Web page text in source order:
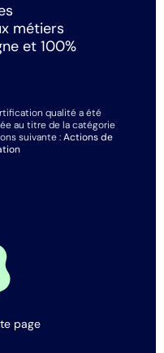
métiers
et 100%
qualité a été
au titre de la catégorie
suivante :Actions de
page